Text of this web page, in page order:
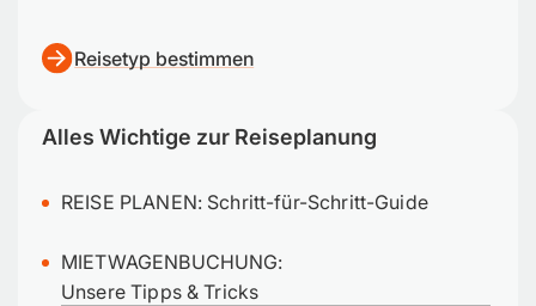
Reisetyp bestimmen
Alles Wichtige zur Reiseplanung
REISE PLANEN: Schritt-für-Schritt-Guide
MIETWAGENBUCHUNG:
Unsere Tipps & Tricks